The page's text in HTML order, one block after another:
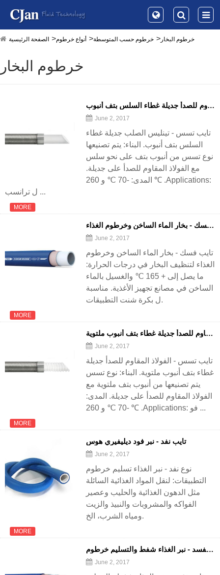
الصفحة الرئيسية أنواع خرطوم خرطوم حسب المتوسطة خرطوم البخار
خرطوم البخار
تايب تسس-الفولاذ المقاوم للصدأ جديلة غطاء السلس بتف أنبوب
June 2, 2017
تايب تسس - تينليس الصلب جديلة غطاء
السلس بتف أنبوب. البناء: يتم تصنيعها
نوع تسس من أنبوب بتف على نحو سلس
مع الفولاذ المقاوم للصدأ على جديلة.
المدى: -70 ℃ و 260 ℃ .Applications:
ل ترانسب ...
MORE
تايب فسك - بخار الماء الساخن وخرطوم الغذاء
June 2, 2017
تايب فسك - بخار الماء الساخن وخرطوم
الغذاء لتنظيف البخار في درجات الحرارة:
ما يصل إلى + 165 ℃ والغسيل بالماء
الساخن في مصانع تجهيز الأغذية. مناسبة
ل بكرة شنت التطبيقات.
MORE
نوع تسس-الفولاذ المقاوم للصدأ جديلة غطاء بتف أنبوب ملتوية
June 2, 2017
تايب تسس - الفولاذ المقاوم للصدأ جديلة
غطاء بتف أنبوب ملتوية. البناء: نوع تسس
يتم تصنيعها من أنبوب بتف ملتوية مع
الفولاذ المقاوم للصدأ على جديلة. المدى:
-70 ℃ و 260 ℃ .Applications: فو ...
MORE
تايب نفد - نبر فود ديليفيري هوس
June 2, 2017
نوع نفد - نبر الغذاء تسليم خرطوم
التطبيقات: لنقل المواد الغذائية السائلة
مثل الدهون الغذائية والحليب وعصير
الفواكه والمشروبات والنبيذ والزيت
ومياه الشرب، الخ.
MORE
تايب نفسد - نبر الغذاء شفط والتسليم خرطوم
June 2, 2017